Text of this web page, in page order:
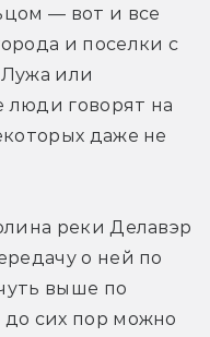
— вот и все
и поселки с
или
люди говорят на
даже не
реки Делавэр
о ней по
выше по
сих пор можно